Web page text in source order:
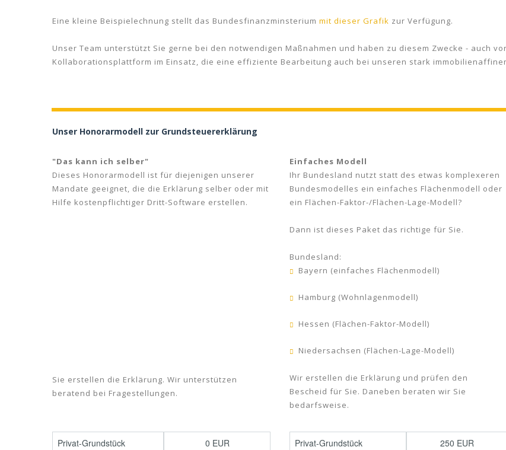
Eine kleine Beispielechnung stellt das Bundesfinanzminsterium mit dieser Grafik zur Verfügung.
Unser Team unterstützt Sie gerne bei den notwendigen Maßnahmen und haben zu diesem Zwecke - auch
Kollaborationsplattform im Einsatz, die eine effiziente Bearbeitung auch bei unseren stark
Unser Honorarmodell zur Grundsteuererklärung
"Das kann ich selber" Einfaches Modell
Dieses Honorarmodell ist für diejenigen unserer
Mandate geeignet, die die Erklärung selber oder mit
Hilfe kostenpflichtiger Dritt-Software erstellen.
Sie erstellen die Erklärung. Wir unterstützen
beratend bei Fragestellungen.
Ihr Bundesland nutzt statt des etwas komplexeren
Bundesmodelles ein einfaches Flächenmodell oder
ein Flächen-Faktor-/Flächen-Lage-Modell?
Dann ist dieses Paket das richtige für Sie.
Bundesland:
Bayern (einfaches Flächenmodell)
Hamburg (Wohnlagenmodell)
Hessen (Flächen-Faktor-Modell)
Niedersachsen (Flächen-Lage-Modell)
Wir erstellen die Erklärung und prüfen den
Bescheid für Sie. Daneben beraten wir Sie
bedarfsweise.
Privat-Grundstück 0 EUR Privat-Grundstück 250 EUR